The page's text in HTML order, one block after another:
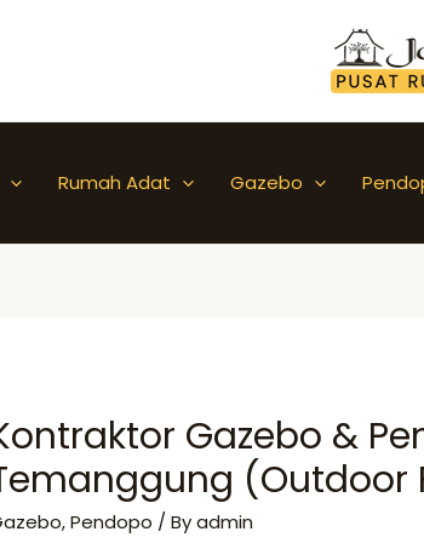
Rumah Adat Gazebo
Gazebo &
(Outdoor
,Pendopo / Byadmin